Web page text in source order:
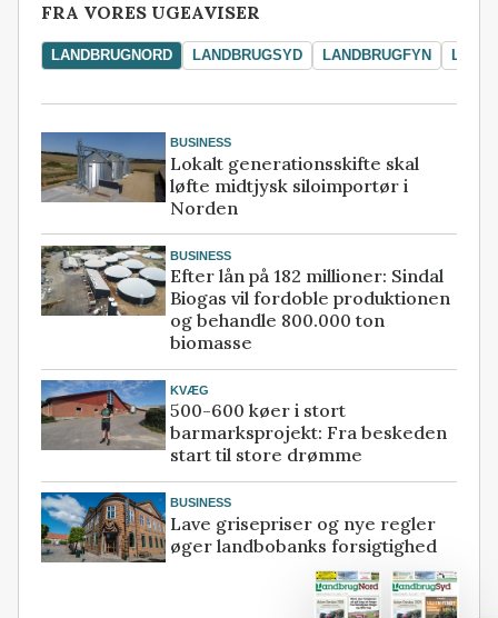
FRA VORES UGEAVISER
LANDBRUGNORD LANDBRUGSYD LANDBRUGFYN
BUSINESS
Lokalt generationsskifte skal
løfte midtjysk siloimportør i
Norden
BUSINESS
Efter lån på 182 millioner: Sindal
Biogas vil fordoble produktionen
og behandle 800.000 ton
biomasse
KVÆG
500-600 køer i stort
barmarksprojekt: Fra beskeden
start til store drømme
BUSINESS
Lave grisepriser og nye regler
øger landbobanks forsigtighed